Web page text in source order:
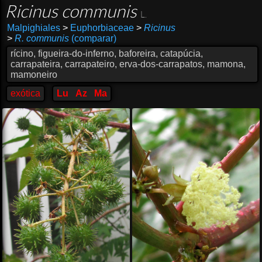
Ricinus communis
Malpighiales >Euphorbiaceae > Ricinus
> R. communis(comparar)
rícino, figueira-do-inferno, baforeira, catapúcia,
carrapateira, carrapateiro, erva-dos-carrapatos, mamona,
mamoneiro
exótica
Lu Az Ma